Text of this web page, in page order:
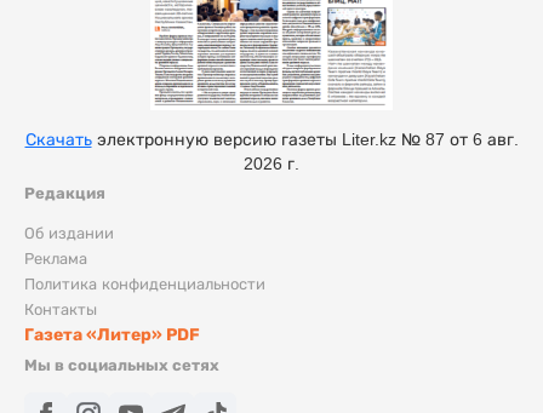
Редакция
Об издании
Реклама
Политика конфиденциальности
Контакты
Газета «Литер» PDF
Мы в социальных сетях
Скачатьэлектронную версию газеты Liter.kz № 87 от 6 авг.
2026 г.